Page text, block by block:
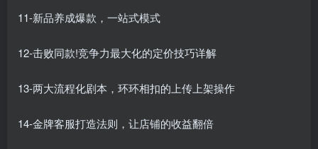
11-新品养成爆款，一站式模式
12-击败同款!竞争力最大化的定价技巧详解
13-两大流程化剧本，环环相扣的上传上架操作
14-金牌客服打造法则，让店铺的收益翻倍